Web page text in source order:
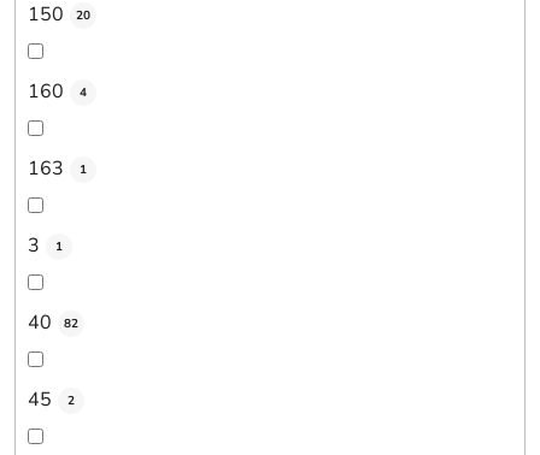
150 20
160 4
163 1
3 1
40 82
45 2